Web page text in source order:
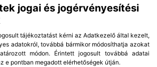
jogai és jogérvényesítési
tájékoztatást kérni az Adatkezelő által kezelt,
adatokról, továbbá bármikor módosíthatja azokat
módon. Érintett jogosult továbbá adatai
e pontban megadott elérhetőségek útján.